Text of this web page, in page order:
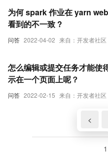
问答 2022-04-02 来自：开发者社区
为何 spark 作业在 yarn
看到的不一致 ?
问答 2022-02-15 来自：开发者社区
怎么编辑或提交任务才能使
示在一个页面上呢？
<